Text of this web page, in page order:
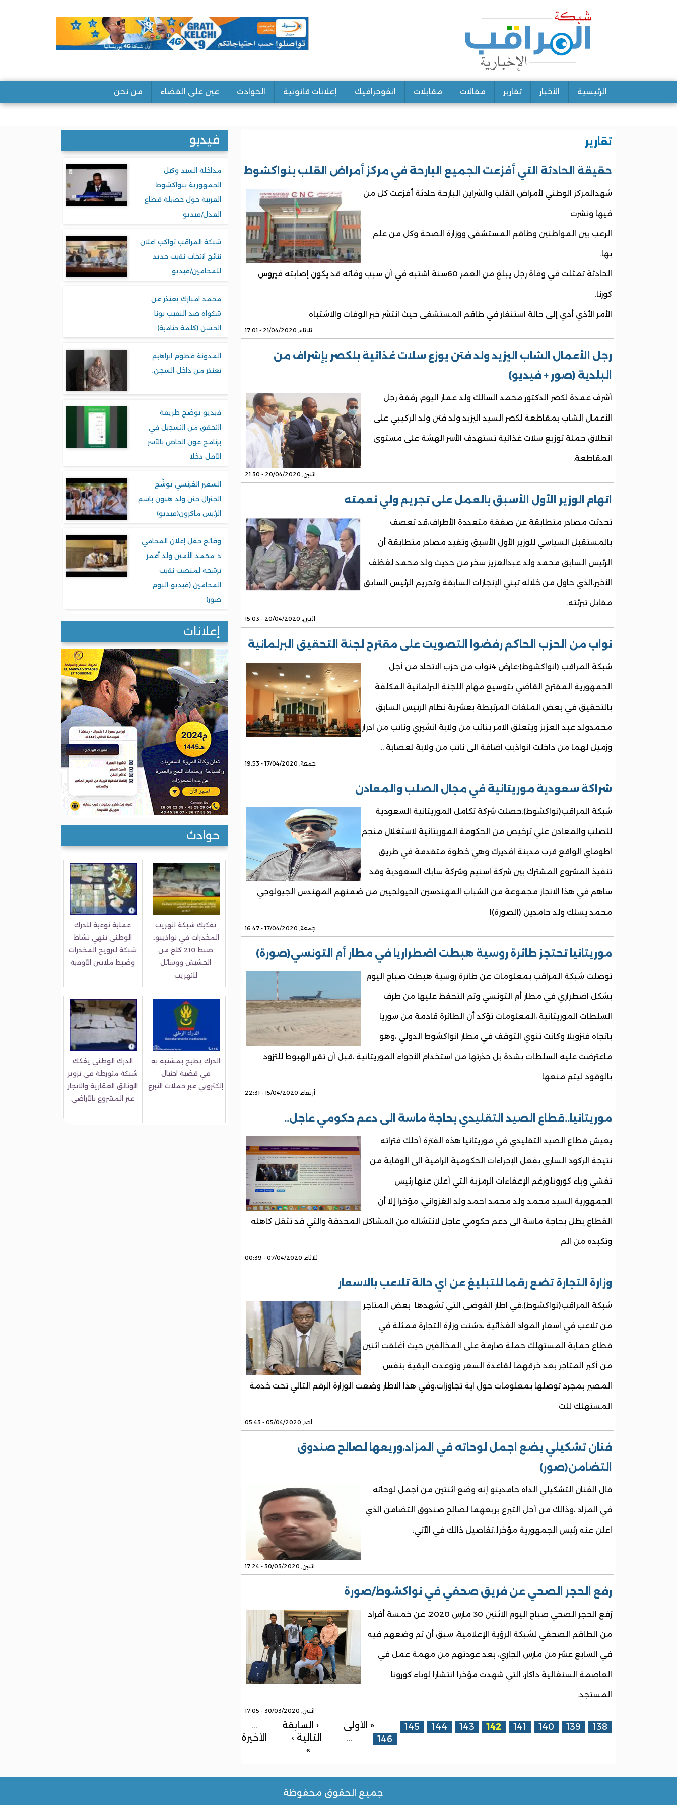
الرئيسية الأخبار تقارير مقالات مقابلات انفوجرافيك إعلانات قانونية الحوادث عين على القضاء من نحن
تقارير
حقيقة الحادثة التي أفزعت الجميع البارحة في مركز أمراض القلب بنواكشوط
شهدالمركز الوطني لأمراض القلب والشراين البارحة حادثة أفزعت كل من
فيها ونشرت
الرعب بين المواطنين وطاقم المستشفى ووزارة الصحة وكل من علم
بها.
الحادثة تمثلت في وفاة رجل يبلغ من العمر 60سنة اشتبه في أن سبب وفاته قد يكون إصابته فيروس
كورنا.
الأمر الأذي أدي إلى حالة استنفار في طاقم المستشفى حيث انتشر خبر الوفات والاشتباه
ثلاثاء, 21/04/2020 - 17:01
رجل الأعمال الشاب اليزيد ولد فتن يوزع سلات غذائية بلكصر بإشراف من
البلدية (صور + فيديو)
أشرف عمدة لكصر الدكتور محمد السالك ولد عمار اليوم، رفقة رجل
الأعمال الشاب بمقاطعة لكصر السيد اليزيد ولد فتن ولد الركيبي على
انطلاق حملة توزيع سلات غذائية تستهدف الأسر الهشة على مستوى
المقاطعة.
اثنين, 20/04/2020 - 21:30
اتهام الوزير الأول الأسبق بالعمل على تجريم ولي نعمته
تحدثت مصادر متطابقة عن صفقة متعددة الأطراف،قد تعصف
بالمستقبل السياسي للوزير الأول الأسبق وتفيد مصادر متطابقة أن
الرئيس السابق محمد ولد عبدالعزيز سخر من حديث ولد محمد لغظف
الأخير،الذي حاول من خلاله تبني الإنجازات السابقة وتجريم الرئيس السابق
مقابل تبرئته.
اثنين, 20/04/2020 - 15:03
نواب من الحزب الحاكم رفضوا التصويت على مقترح لجنة التحقيق البرلمانية
شبكة المراقب (انواكشوط):عارض 4نواب من حزب الاتحاد من أجل
الجمهورية المقترح القاضي بتوسيع مهام اللجنة البرلمانية المكلفة
بالتحقيق في بعض الملفات المرتبطة بعشرية نظام الرئيس السابق
محمدولد عبد العزيز ويتعلق الامر بنائب من ولاية انشيري ونائب من ادرار
وزميل لهما من داخلت انواذيب اضافة الى نائب من ولاية لعصابة ..
جمعة, 17/04/2020 - 19:53
شراكة سعودية موريتانية في مجال الصلب والمعادن
شبكة المراقب(نواكشوط):حصلت شركة تكامل الموريتانية السعودية
للصلب والمعادن علي ترخيص من الحكومة الموريتانية لاستغلال منجم
اطوماي الواقع قرب مدينة افديرك وهي خطوة متقدمة في طريق
تنفيذ المشروع المشترك بين شركة اسنيم وشركة سابك السعودية وقد
ساهم في هذا الانجاز مجموعة من الشباب المهندسين الجيولجيين من ضمنهم المهندس الجيولوجي
محمد يسلك ولد حامدين (الصورة)ا
جمعة, 17/04/2020 - 16:47
موريتانيا تحتجز طائرة روسية هبطت اضطراريا في مطار أم التونسي(صورة)
توصلت شبكة المراقب بمعلومات عن طائرة روسية هبطت صباح اليوم
بشكل اضطراري في مطار أم التونسي وتم التحفظ عليها من طرف
السلطات الموريتانية ،المعلومات تؤكد أن الطائرة قادمة من سوريا
باتجاه فنزويلا وكانت تنوي التوقف في مطار انواكشوط الدولي ،وهو
ماعترضت عليه السلطات بشدة بل حذرتها من استخدام الأجواء الموريتانية ،قبل أن تقرر الهبوط للتزود
بالوقود ليتم منعها
أربعاء, 15/04/2020 - 22:31
موريتانيا..قطاع الصيد التقليدي بحاجة ماسة الى دعم حكومي عاجل..
يعيش قطاع الصيد التقليدي في موريتانيا هذه الفترة أحلك فتراته
نتيجة الركود الساري بفعل الإجراءات الحكومية الرامية الى الوقاية من
تفشي وباء كورونا،ورغم الإعفاءات الرمزية التي أعلن عنها رئيس
الجمهورية السيد محمد ولد محمد احمد ولد الغزواني، مؤخرا إلا أن
القطاع يظل بحاجة ماسة الى دعم حكومي عاجل لانتشاله من المشاكل المحدقة والتي قد تثقل كاهله
وتكبده من الم
ثلاثاء, 07/04/2020 - 00:39
وزارة التجارة تضع رقما للتبليغ عن اي حالة تلاعب بالاسعار
شبكة المراقب(نواكشوط):في اطار الفوضى التي تشهدها بعض المتاجر
من تلاعب في اسعار المواد الغذائية ،دشنت وزارة التجارة ممثلة في
قطاع حماية المستهلك حملة صارمة على المخالفين حيث أغلقت اثنين
من أكبر المتاجر بعد خرقهما لقاعدة السعر وتوعدت البقية بنفس
المصير بمجرد توصلها بمعلومات حول اية تجاوزات،وفي هذا الاطار وضعت الوزارة الرقم التالي تحت خدمة
المستهلك للت
أحد, 05/04/2020 - 05:43
فنان تشكيلي يضع اجمل لوحاته في المزاد،وريعها لصالح صندوق
التضامن(صور)
قال الفنان التشكيلي الداه حامدينو إنه وضع اثنتين من أجمل لوحاته
في المزاد ،وذالك من أجل التبرع بريعهما لصالح صندوق التضامن الذي
اعلن عنه رئيس الجمهورية مؤخرا..تفاصيل ذالك في الآتي:
اثنين, 30/03/2020 - 17:24
رفع الحجر الصحي عن فريق صحفي في نواكشوط/صورة
رُفع الحجر الصحي صباح اليوم الاثنين 30 مارس 2020، عن خمسة أفراد
من الطاقم الصحفي لشبكة الرؤية الإعلامية، سبق أن تم وضعهم فيه
في السابع عشر من مارس الجاري، بعد عودتهم من مهمة عمل في
العاصمة السنغالية داكار، التي شهدت مؤخرا انتشارا لوباء كورونا
المستجد.
اثنين, 30/03/2020 - 17:05
الصفحات « الأولى ‹ السابقة … 138
139
140
141
142
143
144
145
146
… التالية ›
الأخيرة
»
فيديو
مداخلة السيد وكيل
الجمهورية بنواكشوط
الغربية حول حصيلة قطاع
العدل/فيديو
شبكة المراقب تواكب اعلان
نتائج انتخاب نقيب جديد
للمحامين/فيديو
محمد امبارك يعتذر عن
شكواه ضد النقيب بونا
الحسن (كلمة ختامية)
المدونة فطوم ابراهيم
تعتذر من داخل السجن،
فيديو يوضح طريقة
التحقق من التسجيل في
برنامج عون الخاص بالأسر
الأقل دخلا
السفير الفرنسي يوشّح
الجنرال حنن ولد هنون باسم
الرئيس ماكرون(فيديو)
وقائع حفل إعلان المحامي
ذ. محمد الأمين ولد أعمر
ترشحه لمنصب نقيب
المحامين (فيديو-البوم
صور)
إعلانات
حوادث
تفكيك شبكة لتهريب
المخدرات في نواذيبو..
ضبط 210 كلغ من
الحشيش ووسائل
للتهريب
عملية نوعية للدرك
الوطني تنهي نشاط
شبكة لترويج المخدرات
وضبط ملايين الأوقية
الدرك يطيح بمشتبه به
في قضية احتيال
إلكتروني عبر حملات التبرع
الدرك الوطني يفكك
شبكة متورطة في تزوير
الوثائق العقارية والاتجار
غير المشروع بالأراضي
جميع الحقوق محفوظة